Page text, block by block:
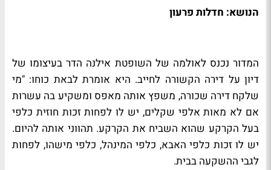
הנושא: חדלות פרעון
המדור נכנס לאולמה של השופטת אילנה הדר בעיצומו של
דיון על דירה הקשורה לחייב. היא אומרת לבאת כוחו: "מי
שלקח דירה שכורה, משפץ אותה מאפס ומשקיע בה עשרות
אם לא מאות אלפי שקלים, יש לו לפחות זכות חוזית כלפי
בעל הקרקע שהוא השביח את הקרקע. תהווני אותה להיום.
יש לו זכות כלפי האבא, כלפי המינהל, כלפי מישהו, לפחות
לגבי ההשקעה בבית.